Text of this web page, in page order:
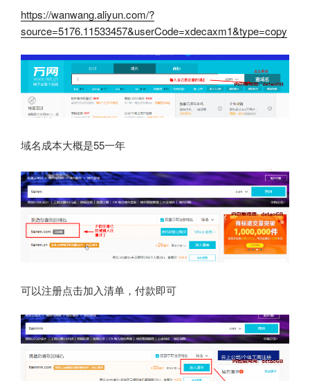
https://wanwang.aliyun.com/?
source=5176.11533457&userCode=xdecaxm1&type=copy
域名成本大概是55一年
可以注册点击加入清单，付款即可